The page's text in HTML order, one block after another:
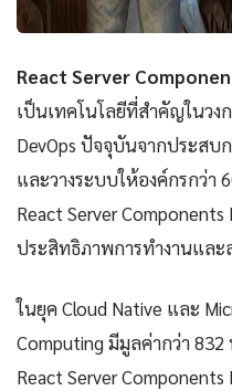
React Server
เป็นเทคโนโลยีที่สำคัญในวง
DevOps ปัจจุบันจากประส
และวางระบบให้องค์กรกว่า
React Server
ประสิทธิภาพการทำงานแล
ในยุค Cloud Native และ
Computing มีมูลค่ากว่า
React Server